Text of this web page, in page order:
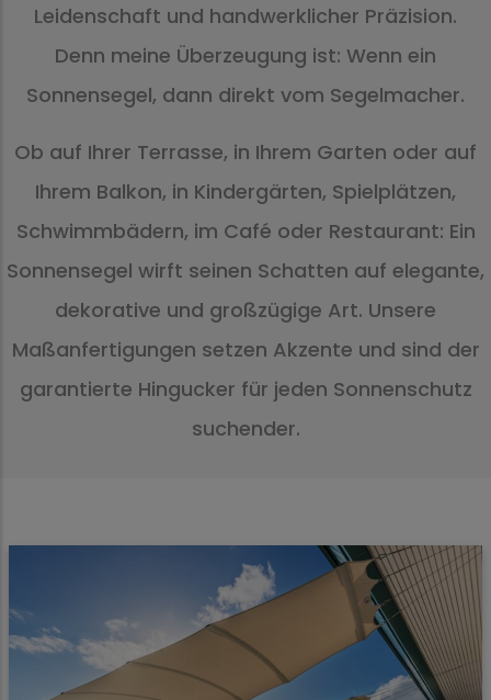
Leidenschaft und handwerklicher Präzision.
Denn meine Überzeugung ist: Wenn ein
Sonnensegel, dann direkt vom Segelmacher.
Ob auf Ihrer Terrasse, in Ihrem Garten oder auf
Ihrem Balkon, in Kindergärten, Spielplätzen,
Schwimmbädern, im Café oder Restaurant: Ein
Sonnensegel wirft seinen Schatten auf elegante,
dekorative und großzügige Art. Unsere
Maßanfertigungen setzen Akzente und sind der
garantierte Hingucker für jeden Sonnenschutz
suchender.